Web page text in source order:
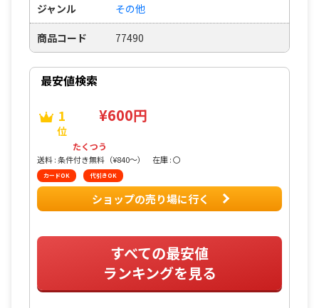
ジャンル その他
商品コード 77490
最安値検索
1
位
¥600円
たくつう
送料 : 条件付き無料（¥840〜） 在庫 : 〇
カードOK 代引きOK
ショップの売り場に行く
すべての最安値
ランキングを見る